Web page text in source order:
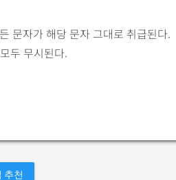
문자가 해당 문자 그대로 취급된다.
두 무시된다.
추천